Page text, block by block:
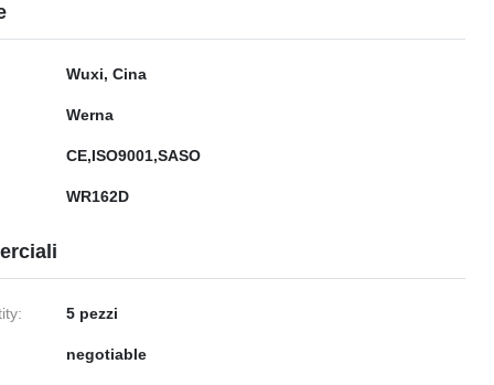
Wuxi, Cina
Werna
CE,ISO9001,SASO
WR162D
5 pezzi
negotiable